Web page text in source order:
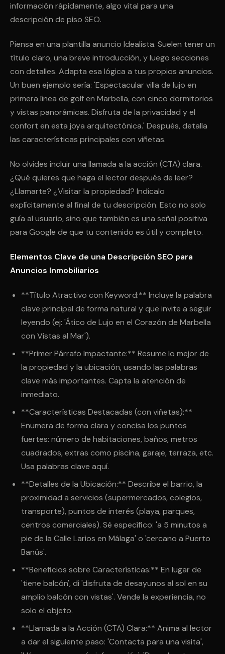
información rápidamente, algo vital para una
descripción de piso SEO.
Piensa en una plantilla anuncio Idealista. Suelen tener un
título claro, una breve introducción, y luego secciones
con detalles. Adapta esa lógica a tus propios anuncios.
Un buen ejemplo sería: 'Espectacular villa de lujo en
primera línea de golf en Marbella, con cinco dormitorios
y vistas panorámicas. Disfruta de la privacidad y el
confort en esta joya arquitectónica.' Después, detalla
las características principales con viñetas.
No olvides incluir una llamada a la acción (CTA) clara.
¿Qué quieres que haga el lector después de leer?
¿Llamarte? ¿Visitar la propiedad? Indícalo
explícitamente al final de tu descripción. Esto no solo
guía al usuario, sino que también es una señal positiva
para Google de que tu contenido es útil y completo.
Elementos Clave de una Descripción SEO para
Anuncios Inmobiliarios
**Título Atractivo con Keyword:** Incluye la palabra
clave principal de forma natural y que invite a seguir
leyendo (ej: 'Ático de Lujo en el Corazón de Marbella
con Vistas al Mar').
**Primer Párrafo Impactante:** Resume lo mejor de
la propiedad y la ubicación, usando las palabras
clave más importantes. Capta la atención de
inmediato.
**Características Destacadas (con viñetas):**
Enumera de forma clara y concisa los puntos
fuertes: número de habitaciones, baños, metros
cuadrados, extras como piscina, garaje, terraza, etc.
Usa palabras clave aquí.
**Detalles de la Ubicación:** Describe el barrio, la
proximidad a servicios (supermercados, colegios,
transporte), puntos de interés (playa, parques,
centros comerciales). Sé específico: 'a 5 minutos a
pie de la Calle Larios en Málaga' o 'cercano a Puerto
Banús'.
**Beneficios sobre Características:** En lugar de
'tiene balcón', di 'disfruta de desayunos al sol en su
amplio balcón con vistas'. Vende la experiencia, no
solo el objeto.
**Llamada a la Acción (CTA) Clara:** Anima al lector
a dar el siguiente paso: 'Contacta para una visita',